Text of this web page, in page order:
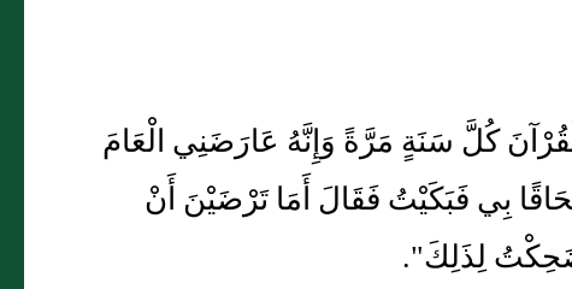
كُلَّ سَنَةٍ مَرَّةً وَإِنَّهُ عَارَضَنِي الْعَامَ
بِي فَبَكَيْتُ فَقَالَ أَمَا تَرْضَيْنَ أَنْ
لِذَلِكَ".